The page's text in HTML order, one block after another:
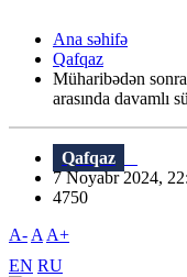
Ana səhifə
Qafqaz
Müharibədən
arasında davamlı
Qafqaz
7 Noyabr 2024,
4750
A- A A+
EN RU